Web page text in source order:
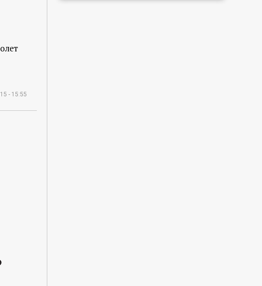
- 15:55